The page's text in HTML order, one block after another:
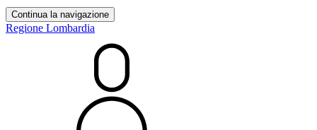
Continua la navigazione
Regione Lombardia